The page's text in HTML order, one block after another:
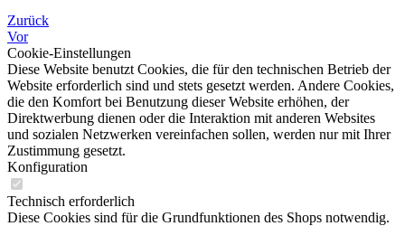
Zurück
Vor
Cookie-Einstellungen
Diese Website benutzt Cookies, die für den technischen Betrieb der
Website erforderlich sind und stets gesetzt werden. Andere Cookies,
die den Komfort bei Benutzung dieser Website erhöhen, der
Direktwerbung dienen oder die Interaktion mit anderen Websites
und sozialen Netzwerken vereinfachen sollen, werden nur mit Ihrer
Zustimmung gesetzt.
Konfiguration
Technisch erforderlich
Diese Cookies sind für die Grundfunktionen des Shops notwendig.